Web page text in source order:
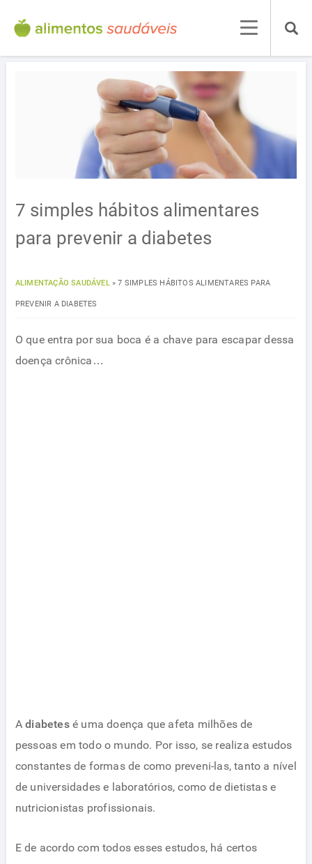
7 simples hábitos alimentares
para prevenir a diabetes
ALIMENTAÇÃO SAUDÁVEL»7 SIMPLES HÁBITOS ALIMENTARES PARA
PREVENIR A DIABETES
O que entra por sua boca é a chave para escapar dessa
doença crônica…
Adiabetesé uma doença que afeta milhões de
pessoas em todo o mundo. Por isso, se realiza estudos
constantes de formas de como preveni-las, tanto a nível
de universidades e laboratórios, como de dietistas e
nutricionistas profissionais.
E de acordo com todos esses estudos, há certos